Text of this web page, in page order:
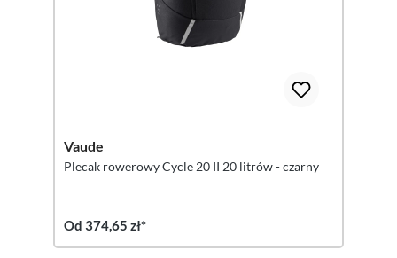
Vaude
Plecak rowerowy Cycle 20 II 20 litrów - czarny
Od 374,65 zł*